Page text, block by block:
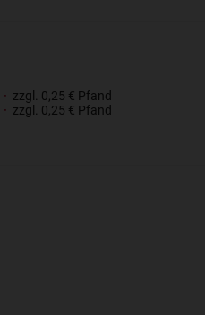
· zzgl. 0,25 € Pfand
· zzgl. 0,25 € Pfand